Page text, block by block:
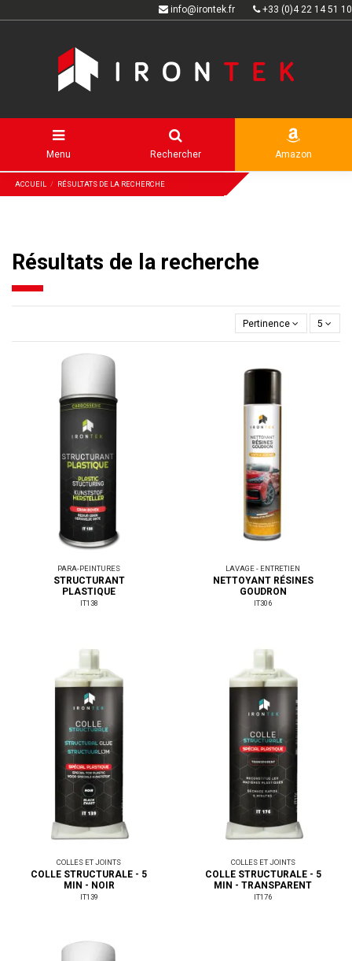
info@irontek.fr +33 (0)4 22 14 51 10
Menu Rechercher Amazon
ACCUEIL RÉSULTATS DE LA RECHERCHE
Résultats de la recherche
Pertinence 5
PARA-PEINTURES
STRUCTURANT
PLASTIQUE
IT138
LAVAGE - ENTRETIEN
NETTOYANT RÉSINES
GOUDRON
IT306
COLLES ET JOINTS
COLLE STRUCTURALE - 5
MIN - NOIR
IT139
COLLES ET JOINTS
COLLE STRUCTURALE - 5
MIN - TRANSPARENT
IT176